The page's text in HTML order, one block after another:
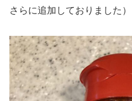
さらに追加しておりました）